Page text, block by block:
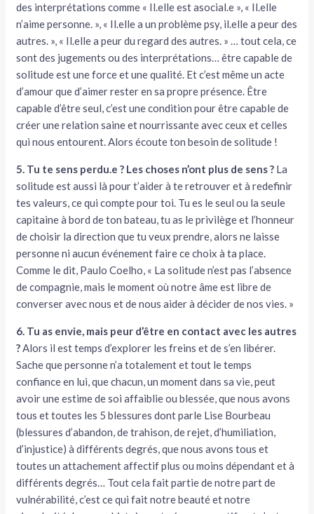
des interprétations comme « Il.elle est asocial.e », « Il.elle
n’aime personne. », « Il.elle a un problème psy, il.elle a peur des
autres. », « Il.elle a peur du regard des autres. » … tout cela, ce
sont des jugements ou des interprétations… être capable de
solitude est une force et une qualité. Et c’est même un acte
d’amour que d’aimer rester en sa propre présence. Être
capable d’être seul, c’est une condition pour être capable de
créer une relation saine et nourrissante avec ceux et celles
qui nous entourent. Alors écoute ton besoin de solitude !
5. Tu te sens perdu.e ? Les choses n’ont plus de sens ? La
solitude est aussi là pour t’aider à te retrouver et à redefinir
tes valeurs, ce qui compte pour toi. Tu es le seul ou la seule
capitaine à bord de ton bateau, tu as le privilège et l’honneur
de choisir la direction que tu veux prendre, alors ne laisse
personne ni aucun événement faire ce choix à ta place.
Comme le dit, Paulo Coelho, « La solitude n’est pas l’absence
de compagnie, mais le moment où notre âme est libre de
converser avec nous et de nous aider à décider de nos vies. »
6. Tu as envie, mais peur d’être en contact avec les autres
?Alors il est temps d’explorer les freins et de s’en libérer.
Sache que personne n’a totalement et tout le temps
confiance en lui, que chacun, un moment dans sa vie, peut
avoir une estime de soi affaiblie ou blessée, que nous avons
tous et toutes les 5 blessures dont parle Lise Bourbeau
(blessures d’abandon, de trahison, de rejet, d’humiliation,
d’injustice) à différents degrés, que nous avons tous et
toutes un attachement affectif plus ou moins dépendant et à
différents degrés… Tout cela fait partie de notre part de
vulnérabilité, c’est ce qui fait notre beauté et notre